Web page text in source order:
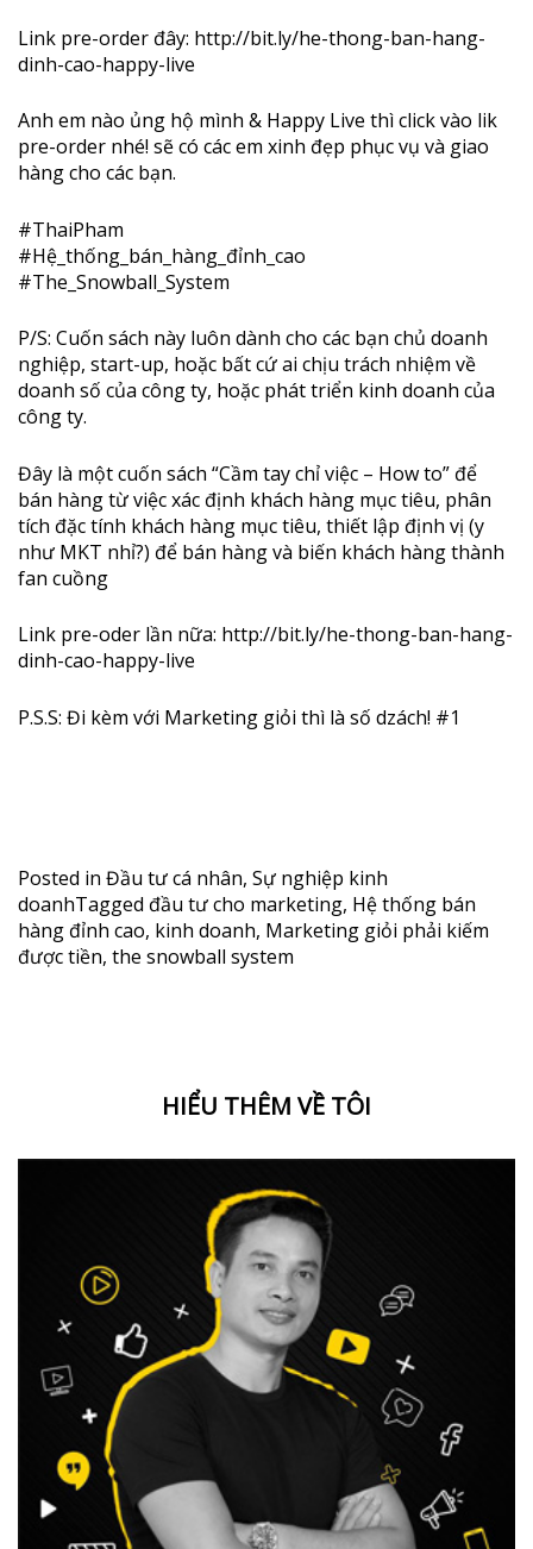
Link pre-order đây: http://bit.ly/he-thong-ban-hang-
dinh-cao-happy-live
Anh em nào ủng hộ mình & Happy Live thì click vào lik
pre-order nhé! sẽ có các em xinh đẹp phục vụ và giao
hàng cho các bạn.
#ThaiPham
#Hệ_thống_bán_hàng_đỉnh_cao
#The_Snowball_System
P/S: Cuốn sách này luôn dành cho các bạn chủ doanh
nghiệp, start-up, hoặc bất cứ ai chịu trách nhiệm về
doanh số của công ty, hoặc phát triển kinh doanh của
công ty.
Đây là một cuốn sách “Cầm tay chỉ việc – How to” để
bán hàng từ việc xác định khách hàng mục tiêu, phân
tích đặc tính khách hàng mục tiêu, thiết lập định vị (y
như MKT nhỉ?) để bán hàng và biến khách hàng thành
fan cuồng
Link pre-oder lần nữa: http://bit.ly/he-thong-ban-hang-
dinh-cao-happy-live
P.S.S: Đi kèm với Marketing giỏi thì là số dzách! #1
Posted in Đầu tư cá nhân, Sự nghiệp kinh
doanhTagged đầu tư cho marketing, Hệ thống bán
hàng đỉnh cao, kinh doanh, Marketing giỏi phải kiếm
được tiền, the snowball system
HIỂU THÊM VỀ TÔI